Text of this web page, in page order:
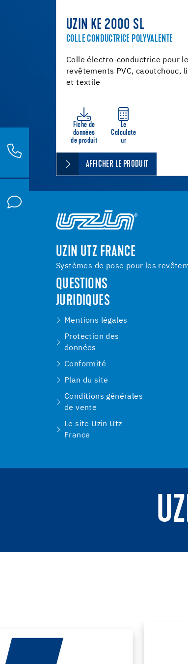
UZIN KE 2000 SL
COLLE CONDUCTRICE POLYVALENTE
Colle électro-conductrice pour
revêtements PVC, caoutchouc,
et textile
Fiche de
données
de produit
Le
Calculate
ur
AFFICHER LE PRODUIT
UZIN UTZ FRANCE
Systèmes de pose pour les
QUESTIONS
JURIDIQUES
Mentions légales
Protection des
données
Conformité
Plan du site
Conditions générales
de vente
Le site Uzin Utz
France